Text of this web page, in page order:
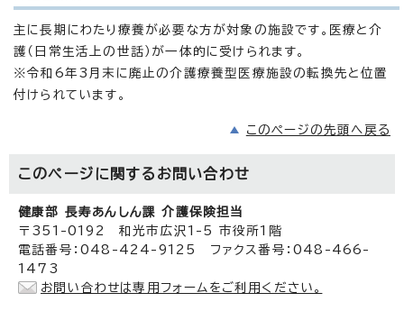
主に長期にわたり療養が必要な方が対象の施設です。医療と介
護（日常生活上の世話）が一体的に受けられます。
※令和6年3月末に廃止の介護療養型医療施設の転換先と位置
付けられています。
このページの先頭へ戻る
このページに関する お問い合わせ
健康部 長寿あんしん課 介護保険担当
〒351-0192 和光市広沢1-5 市役所1階
電話番号：048-424-9125 ファクス番号：048-466-
1473
お問い合わせは専用フォームをご利用ください。